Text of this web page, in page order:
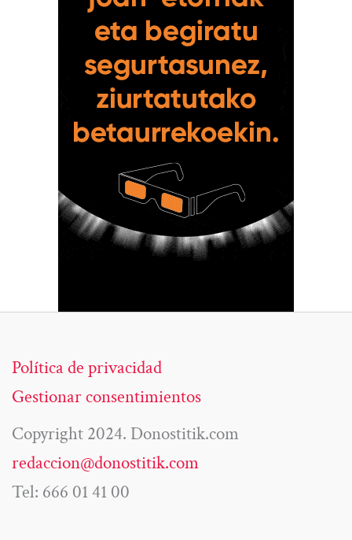
Política de privacidad
Gestionar consentimientos
Copyright 2024. Donostitik.com
redaccion@donostitik.com
Tel: 666 01 41 00